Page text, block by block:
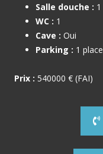
Salle douche : 1
WC : 1
Cave : Oui
Parking : 1 place
Prix : 540000 € (FAI)